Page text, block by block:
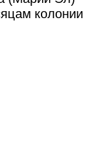
колонии